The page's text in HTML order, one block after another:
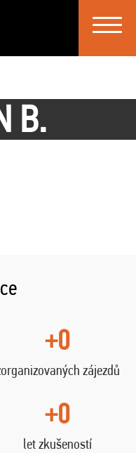
Toggle
B.
+0
zájezdů
+0
let zkušeností